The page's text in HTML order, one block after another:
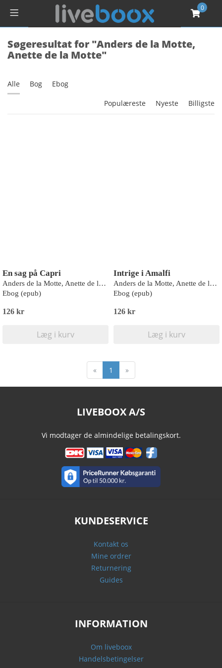
0
Søgeresultat for "Anders de la Motte,
Anette de la Motte"
Alle Bog Ebog
Populæreste Nyeste Billigste
En sag på Capri
Anders de la Motte, Anette de la Motte
Ebog (epub)
126 kr
Læg i kurv
Intrige i Amalfi
Anders de la Motte, Anette de la Motte
Ebog (epub)
126 kr
Læg i kurv
« 1 »
LIVEBOOX A/S
Vi modtager de almindelige betalingskort.
KUNDESERVICE
Kontakt os
Mine ordrer
Returnering
Guides
INFORMATION
Om liveboox
Handelsbetingelser